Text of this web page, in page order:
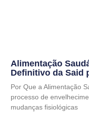
Alimentação
Definitivo da Said
Por Que a Alimentação
processo de
mudanças fisiológicas